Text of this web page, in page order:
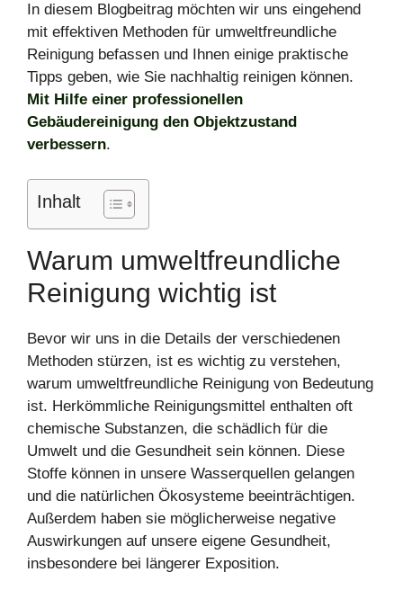
In diesem Blogbeitrag möchten wir uns eingehend
mit effektiven Methoden für umweltfreundliche
Reinigung befassen und Ihnen einige praktische
Tipps geben, wie Sie nachhaltig reinigen können.
Mit Hilfe einer professionellen
Gebäudereinigung den Objektzustand
verbessern.
Inhalt
Warum umweltfreundliche
Reinigung wichtig ist
Bevor wir uns in die Details der verschiedenen
Methoden stürzen, ist es wichtig zu verstehen,
warum umweltfreundliche Reinigung von Bedeutung
ist. Herkömmliche Reinigungsmittel enthalten oft
chemische Substanzen, die schädlich für die
Umwelt und die Gesundheit sein können. Diese
Stoffe können in unsere Wasserquellen gelangen
und die natürlichen Ökosysteme beeinträchtigen.
Außerdem haben sie möglicherweise negative
Auswirkungen auf unsere eigene Gesundheit,
insbesondere bei längerer Exposition.